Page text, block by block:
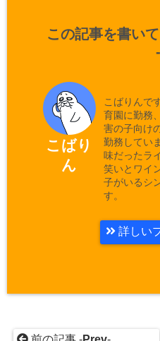
この記事を書い
-
こばり
ん
こばりんで
育園に勤務
害の子向け
勤務してい
味だったラ
笑いとワイ
子がいるシ
す。
詳しい